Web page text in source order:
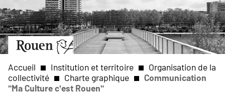
Aller
au
contenu
principal
Aller
à
la
page
d’accueil
Slide
1
of
1
Accueil Institution et territoire
Organisation de la
collectivité
Charte graphique
Communication
"Ma Culture c'est Rouen"